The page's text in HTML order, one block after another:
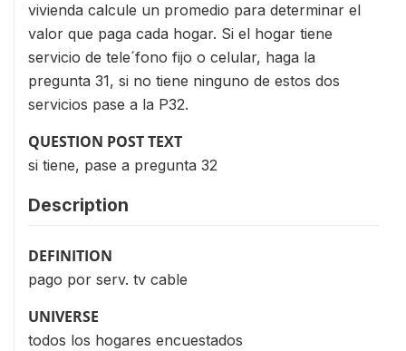
vivienda calcule un promedio para determinar el
valor que paga cada hogar. Si el hogar tiene
servicio de tele´fono fijo o celular, haga la
pregunta 31, si no tiene ninguno de estos dos
servicios pase a la P32.
QUESTION POST TEXT
si tiene, pase a pregunta 32
Description
DEFINITION
pago por serv. tv cable
UNIVERSE
todos los hogares encuestados